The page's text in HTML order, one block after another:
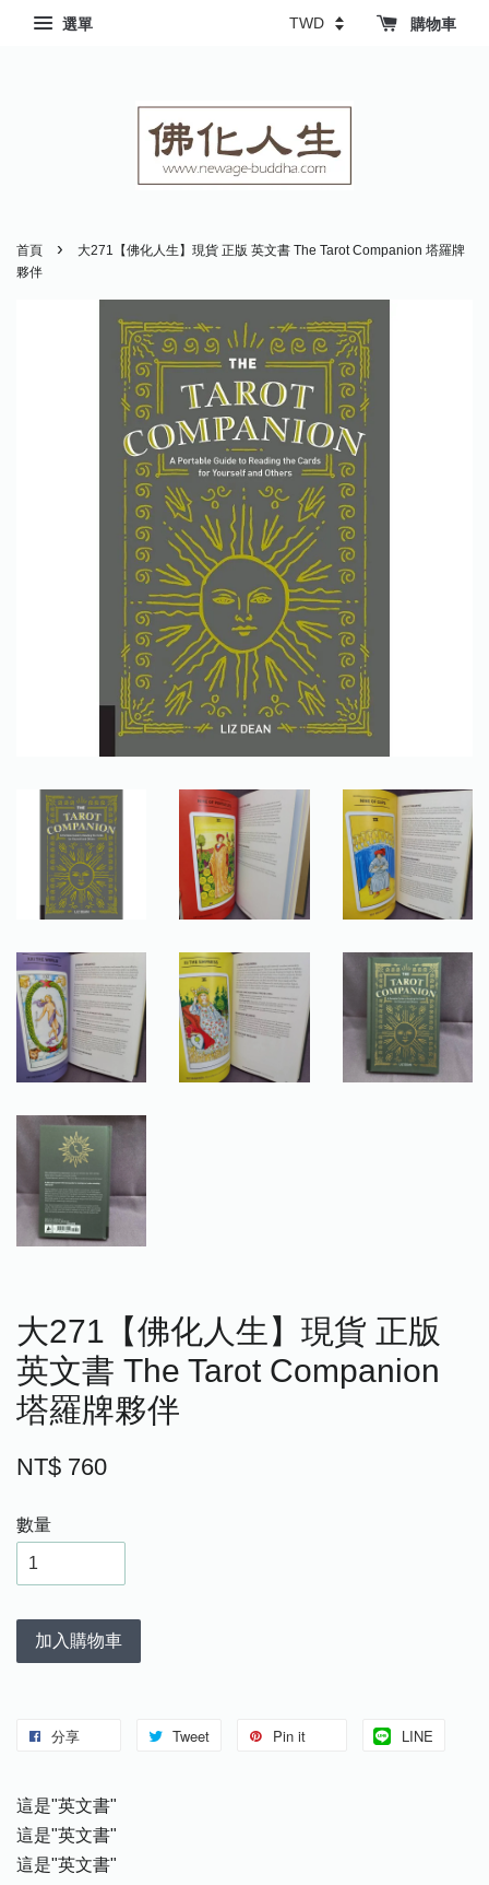
選單 購物車
首頁 ›
大271【佛化人生】現貨 正版 英文書 The Tarot Companion 塔羅牌
夥伴
大271【佛化人生】現貨 正版
英文書 The Tarot Companion
塔羅牌夥伴
NT$ 760
數量
加入購物車
分享 Tweet Pin it LINE
這是"英文書"
這是"英文書"
這是"英文書"